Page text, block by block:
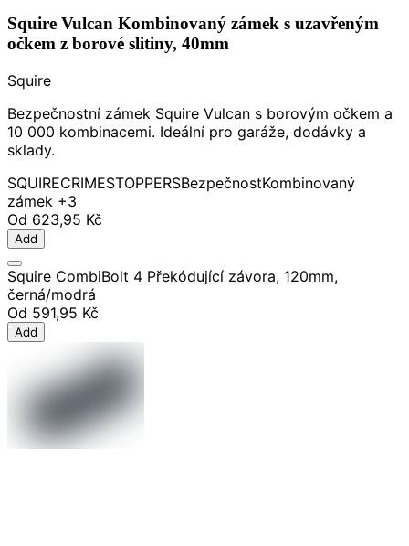
Squire Vulcan Kombinovaný zámek s uzavřeným
očkem z borové slitiny, 40mm
Squire
Bezpečnostní zámek Squire Vulcan s borovým očkem a
10 000 kombinacemi. Ideální pro garáže, dodávky a
sklady.
SQUIRECRIMESTOPPERSBezpečnostKombinovaný
zámek +3
Od 623,95 Kč
Add
Squire CombiBolt 4 Překódující závora, 120mm,
černá/modrá
Od 591,95 Kč
Add